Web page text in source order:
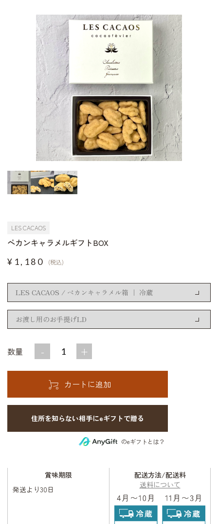
LES CACAOS
ペカンキャラメルギフトBOX
¥1,180 (税込)
数量 - +
住所を知らない相手にeギフトで贈る
のeギフトとは？
賞味期限
発送より30日
配送方法/配送料
送料について